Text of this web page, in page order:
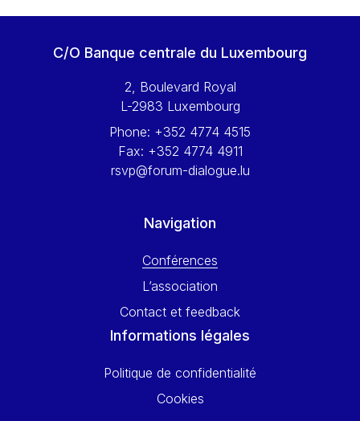
Walter Hagg
Wolfgang Ketterle
Yossi Beillin
Yves FRANCHET
C/O Banque centrale du Luxembourg
2, Boulevard Royal
L-2983 Luxembourg
Phone: +352 4774 4515
Fax: +352 4774 4911
rsvp@forum-dialogue.lu
Navigation
Conférences
L’association
Contact et feedback
Informations légales
Politique de confidentialité
Cookies